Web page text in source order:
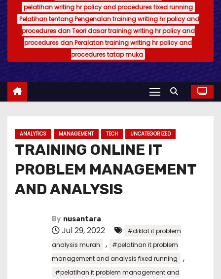
pelatihan writing hr policy and procedures fixed running
Pelatihan tentang Pengenalan training writing hr policy and
procedures dan Teori dasar training writing hr policy and
procedures dan Peralatan training writing hr policy and
procedures tatap muka
ANALYTICS MANAGEMENT TECH UNCATEGORIZED
TRAINING ONLINE IT
PROBLEM MANAGEMENT
AND ANALYSIS
By nusantara
Jul 29, 2022
#diklat it problem
analysis murah
,
#pelatihan it problem
management and analysis fixed running
,
#pelatihan it problem management and